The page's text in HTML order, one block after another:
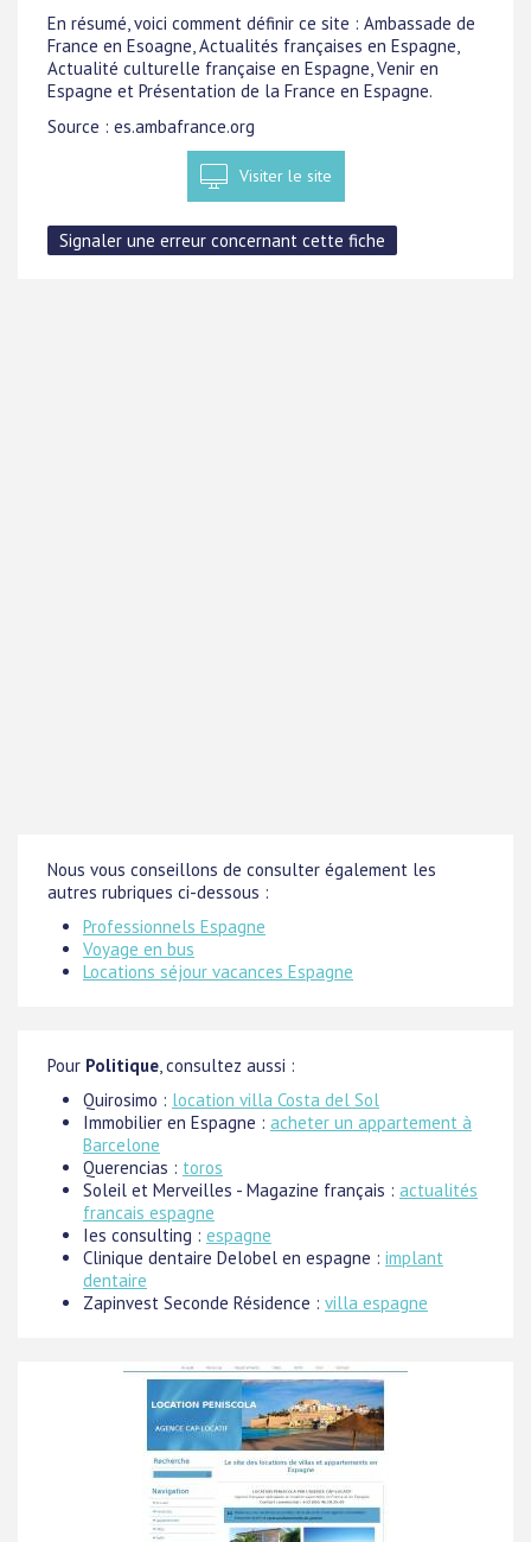
En résumé, voici comment définir ce site : Ambassade de
France en Esoagne, Actualités françaises en Espagne,
Actualité culturelle française en Espagne, Venir en
Espagne et Présentation de la France en Espagne.
Source : es.ambafrance.org
Visiter le site
Nous vous conseillons de consulter également les
autres rubriques ci-dessous :
Professionnels Espagne
Voyage en bus
Locations séjour vacances Espagne
Pour Politique, consultez aussi :
Quirosimo : location villa Costa del Sol
Immobilier en Espagne : acheter un appartement à
Barcelone
Querencias : toros
Soleil et Merveilles - Magazine français : actualités
francais espagne
Ies consulting : espagne
Clinique dentaire Delobel en espagne : implant
dentaire
Zapinvest Seconde Résidence : villa espagne